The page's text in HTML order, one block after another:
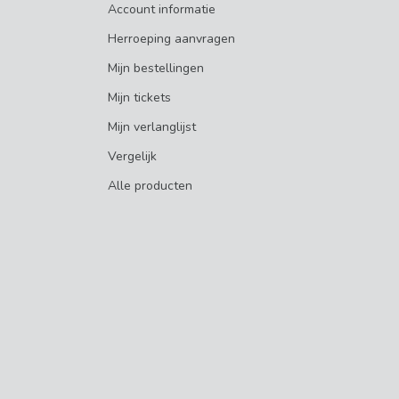
Account informatie
Herroeping aanvragen
Mijn bestellingen
Mijn tickets
Mijn verlanglijst
Vergelijk
Alle producten